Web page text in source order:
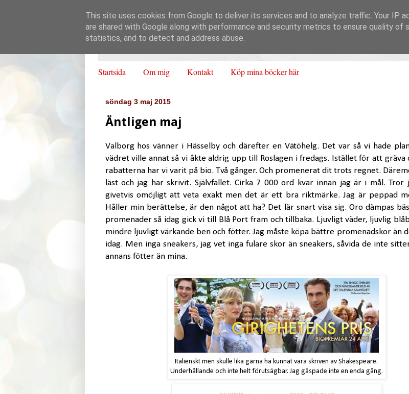
Startsida Om mig Kontakt Köp mina böcker här
söndag 3 maj 2015
Äntligen maj
Valborg hos vänner i Hässelby och därefter en Vätöhelg. Det var så vi hade
vädret ville annat så vi åkte aldrig upp till Roslagen i fredags. Istället för att gräva
rabatterna har vi varit på bio. Två gånger. Och promenerat dit trots regnet.
läst och jag har skrivit. Självfallet. Cirka 7 000 ord kvar innan jag är i mål. Tror
givetvis omöjligt att veta exakt men det är ett bra riktmärke. Jag är peppad
Håller min berättelse, är den något att ha? Det lär snart visa sig. Oro dämpas
promenader så idag gick vi till Blå Port fram och tillbaka. Ljuvligt väder, ljuvlig
mindre ljuvligt värkande ben och fötter. Jag måste köpa bättre promenadskor än
idag. Men inga sneakers, jag vet inga fulare skor än sneakers, såvida de inte
annans fötter än mina.
Italienskt men skulle lika gärna ha kunnat vara skriven av Shakespeare.
Underhållande och inte helt förutsägbar. Jag gäspade inte en enda gång.
This site uses cookies from Google to deliver its services and to analyze traffic. Your IP
are shared with Google along with performance and security metrics to ensure quality of
statistics, and to detect and address abuse.